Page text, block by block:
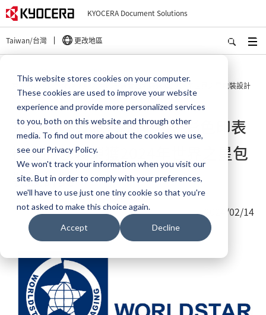
This website stores cookies on your computer.
These cookies are used to improve your website
experience and provide more personalized services
to you, both on this website and through other
media. To find out more about the cookies we use,
see our Privacy Policy.
We won't track your information when you visit our
site. But in order to comply with your preferences,
we'll have to use just one tiny cookie so that you're
not asked to make this choice again.
Accept Decline
KYOCERA Document Solutions
Taiwan/台灣 更改地區
京瓷辦公資訊系統旗下A4彩色印表機產品包裝榮獲2024年世界之星包裝設計
京瓷辦公資訊系統旗下A4彩色印表
機產品包裝榮獲2024年世界之星包
裝設計獎
2024/02/14